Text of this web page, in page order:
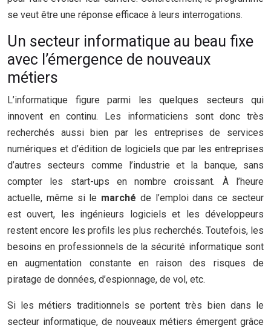
se veut être une réponse efficace à leurs interrogations.
Un secteur informatique au beau fixe
avec l’émergence de nouveaux
métiers
L’informatique figure parmi les quelques secteurs qui
innovent en continu. Les informaticiens sont donc très
recherchés aussi bien par les entreprises de services
numériques et d’édition de logiciels que par les entreprises
d’autres secteurs comme l’industrie et la banque, sans
compter les start-ups en nombre croissant. À l’heure
actuelle, même si le marché de l’emploi dans ce secteur
est ouvert, les ingénieurs logiciels et les développeurs
restent encore les profils les plus recherchés. Toutefois, les
besoins en professionnels de la sécurité informatique sont
en augmentation constante en raison des risques de
piratage de données, d’espionnage, de vol, etc.
Si les métiers traditionnels se portent très bien dans le
secteur informatique, de nouveaux métiers émergent grâce